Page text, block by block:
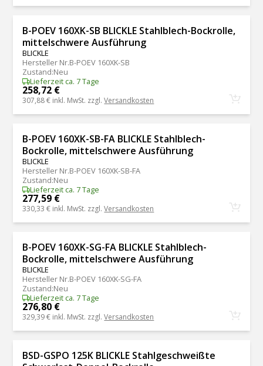
B-POEV 160XK-SB BLICKLE Stahlblech-Bockrolle,
mittelschwere Ausführung
BLICKLE
Hersteller Nr.B-POEV 160XK-SB
Zustand:Neu
Lieferzeit ca. 7 Tage
258,72 €
307,88 € inkl. MwSt. zzgl.Versandkosten
B-POEV 160XK-SB-FA BLICKLE Stahlblech-
Bockrolle, mittelschwere Ausführung
BLICKLE
Hersteller Nr.B-POEV 160XK-SB-FA
Zustand:Neu
Lieferzeit ca. 7 Tage
277,59 €
330,33 € inkl. MwSt. zzgl.Versandkosten
B-POEV 160XK-SG-FA BLICKLE Stahlblech-
Bockrolle, mittelschwere Ausführung
BLICKLE
Hersteller Nr.B-POEV 160XK-SG-FA
Zustand:Neu
Lieferzeit ca. 7 Tage
276,80 €
329,39 € inkl. MwSt. zzgl.Versandkosten
BSD-GSPO 125K BLICKLE Stahlgeschweißte